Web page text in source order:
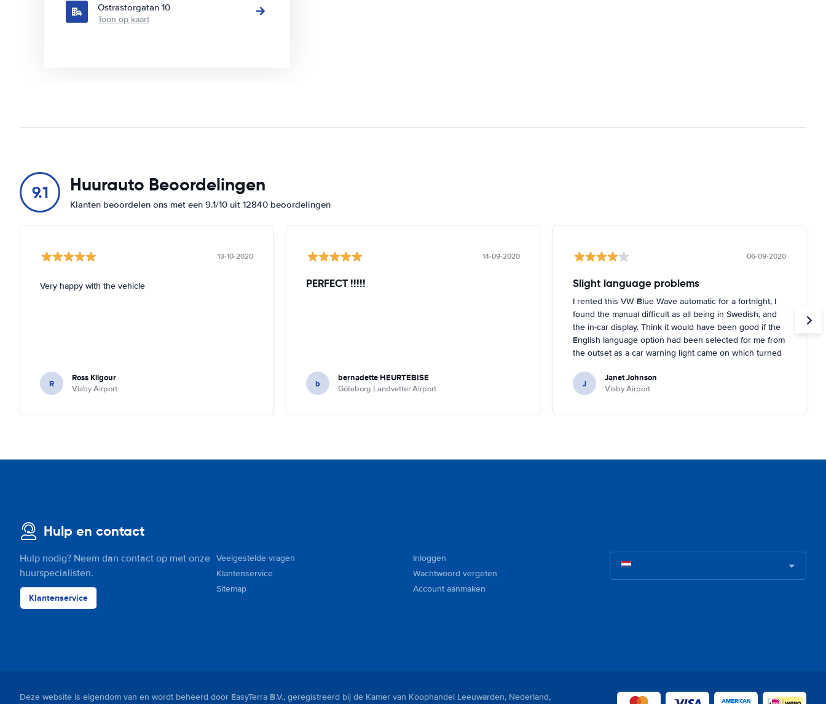
Ostrastorgatan 10
Toon op kaart
9.1 Huurauto Beoordelingen
Klanten beoordelen ons met een 9.1/10 uit 12840 beoordelingen
13-10-2020
Very happy with the vehicle
R Ross Kilgour
Visby Airport
14-09-2020
PERFECT !!!!!
b bernadette HEURTEBISE
Göteborg Landvetter Airport
06-09-2020
Slight language problems
I rented this VW Blue Wave automatic for a fortnight, I
found the manual difficult as all being in Swedish, and
the in-car display. Think it would have been good if the
English language option had been selected for me from
the outset as a car warning light came on which turned
helpful and came out to a garage near to where I was
staying and inflated the tyres for me. You had to tell the
J Janet Johnson
Visby Airport
Hulp en contact
Hulp nodig? Neem dan contact op met onze
huurspecialisten.
Klantenservice
Veelgestelde vragen
Klantenservice
Sitemap
Inloggen
Wachtwoord vergeten
Account aanmaken
Deze website is eigendom van en wordt beheerd door EasyTerra B.V., geregistreerd bij de Kamer van Koophandel Leeuwarden, Nederland,